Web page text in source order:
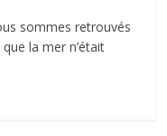
sommes retrouvés
la mer n’était